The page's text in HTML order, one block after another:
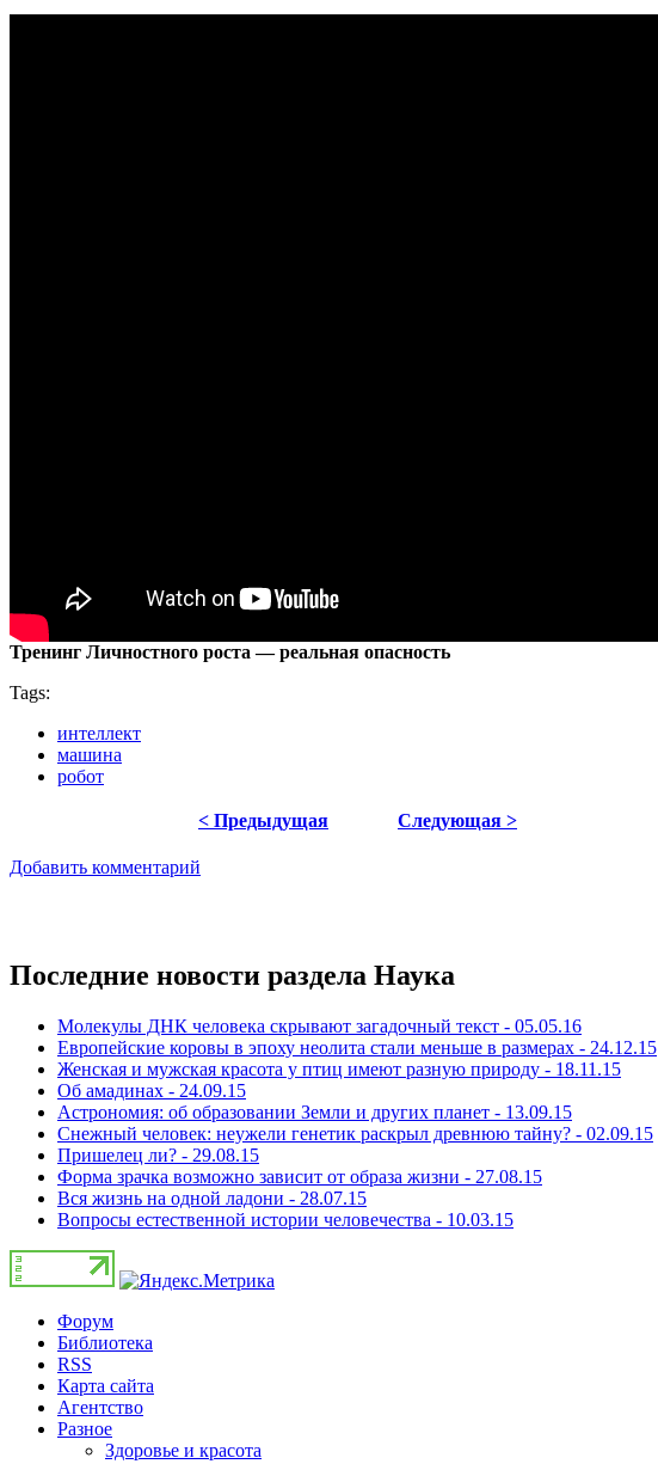
Тренинг Личностного роста — реальная опасность
Tags:
интеллект
машина
робот
< Предыдущая Следующая >
Добавить комментарий
Последние новости раздела Наука
Молекулы ДНК человека скрывают загадочный текст - 05.05.16
Европейские коровы в эпоху неолита стали меньше в размерах - 24.12.15
Женская и мужская красота у птиц имеют разную природу - 18.11.15
Об амадинах - 24.09.15
Астрономия: об образовании Земли и других планет - 13.09.15
Снежный человек: неужели генетик раскрыл древнюю тайну? - 02.09.15
Пришелец ли? - 29.08.15
Форма зрачка возможно зависит от образа жизни - 27.08.15
Вся жизнь на одной ладони - 28.07.15
Вопросы естественной истории человечества - 10.03.15
Форум
Библиотека
RSS
Карта сайта
Агентство
Разное
Здоровье и красота